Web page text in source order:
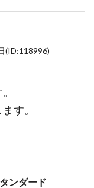
(ID:118996)
す。
ンダード